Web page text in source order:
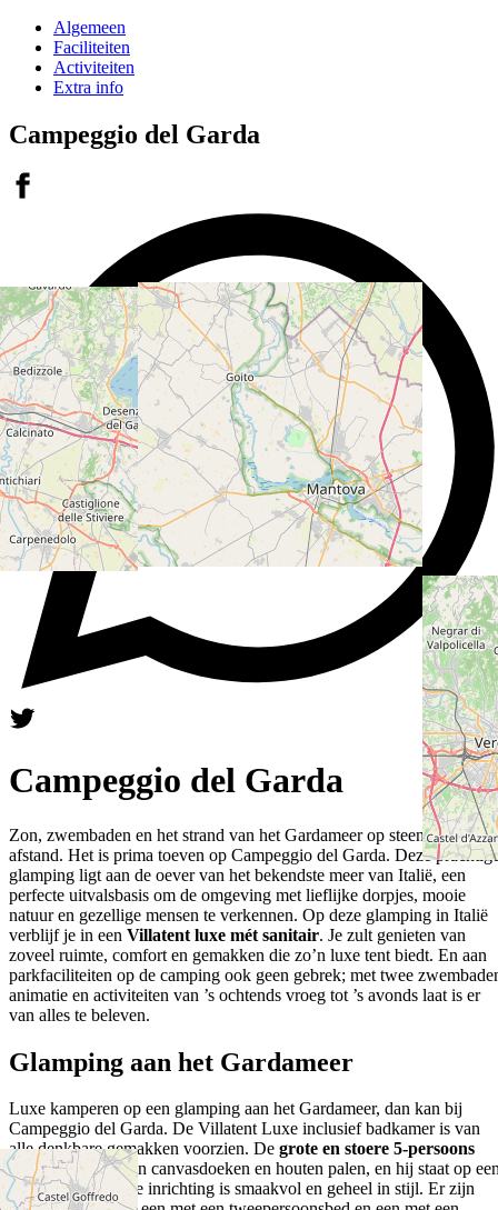
Algemeen
Faciliteiten
Activiteiten
Extra info
Campeggio del Garda
Campeggio del Garda
Zon, zwembaden en het strand van het Gardameer op steenworp
afstand. Het is prima toeven op Campeggio del Garda. Deze
glamping ligt aan de oever van het bekendste meer van Italië, een
perfecte uitvalsbasis om de omgeving met lieflijke dorpjes, mooie
natuur en gezellige mensen te verkennen. Op deze glamping in Italië
verblijf je in een Villatent luxe mét sanitair. Je zult genieten van
zoveel ruimte, comfort en gemakken die zo’n luxe tent biedt. En aan
parkfaciliteiten op de camping ook geen gebrek; met twee
animatie en activiteiten van ’s ochtends vroeg tot ’s avonds laat is er
van alles te beleven.
Glamping aan het Gardameer
Luxe kamperen op een glamping aan het Gardameer, dan kan bij
Campeggio del Garda. De Villatent Luxe inclusief badkamer is van
alle denkbare gemakken voorzien. De grote en stoere 5-persoons
tentis gemaakt van canvasdoeken en houten palen, en hij staat op
houten vlonder. De inrichting is smaakvol en geheel in stijl. Er zijn